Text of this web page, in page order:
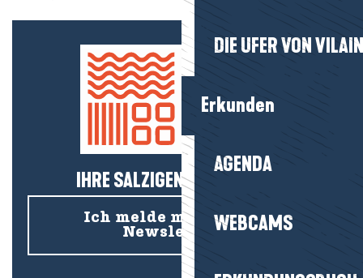
DIE UFER VON
Erkunden
AGENDA
WEBCAMS
IHRE SALZIGEN NEUIGKEITEN!
Ich melde mich für den
Newsletter an